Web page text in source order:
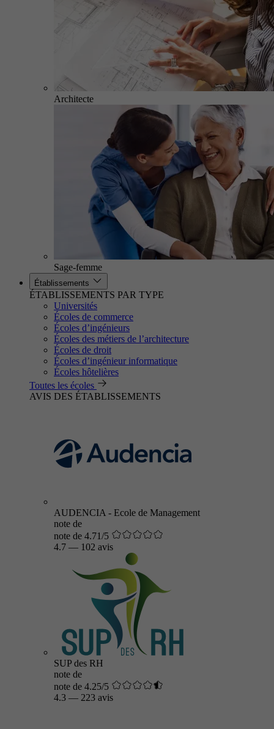
Architecte
Sage-femme
Établissements
ÉTABLISSEMENTS PAR TYPE
Universités
Écoles de commerce
Écoles d’ingénieurs
Écoles des métiers de l’architecture
Écoles de droit
Écoles d’ingénieur informatique
Écoles hôtelières
Toutes les écoles
AVIS DES ÉTABLISSEMENTS
AUDENCIA - Ecole de Management
note de
note de 4.71/5
4.7 — 102 avis
SUP des RH
note de
note de 4.25/5
4.3 — 223 avis